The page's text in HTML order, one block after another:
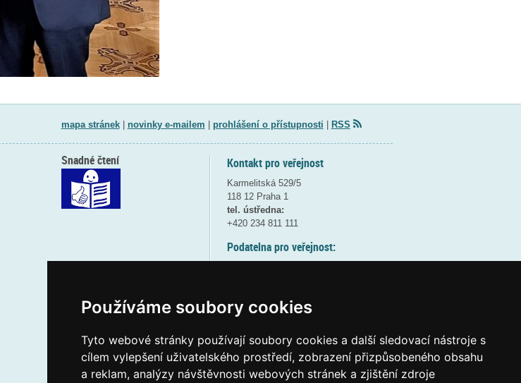
Používáme soubory cookies
Tyto webové stránky používají soubory cookies a další sledovací nástroje s
cílem vylepšení uživatelského prostředí, zobrazení přizpůsobeného obsahu
a reklam, analýzy návštěvnosti webových stránek a zjištění zdroje
mapa stránek| novinky e-mailem prohlášení o přístupnosti RSS
Kontakt pro veřejnost
Karmelitská 529/5
118 12 Praha 1
tel. ústředna:
+420 234 811 111
Podatelna pro veřejnost:
(více informací
Elektronická podatelna:
posta@msmtgov cz
Snadné čtení